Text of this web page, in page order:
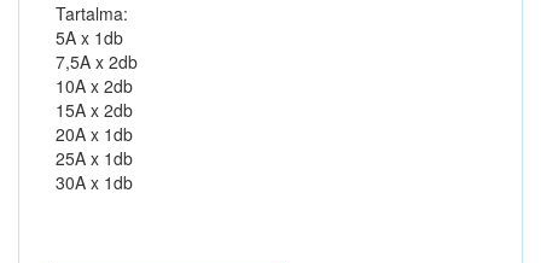
Tartalma:
5A x 1db
7,5A x 2db
10A x 2db
15A x 2db
20A x 1db
25A x 1db
30A x 1db